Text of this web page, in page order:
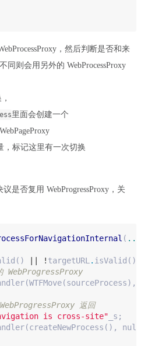
，然后判断是否和来
同则会用另外的 WebProcessProxy
里面会创建一个
，标记这里有一次切换
议是否复用 WebProgressProxy，关
( ...
! targetURL . isValid()
WebProgressProxy
返回
is cross-site" _s;